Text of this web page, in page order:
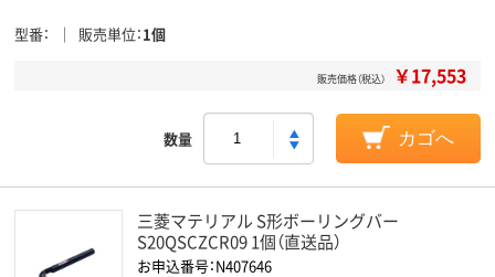
型番 販売単位 1個
販売価格（税込） ￥17,553
数量 カゴへ
三菱マテリアル S形ボーリングバー
S20QSCZCR09 1個（直送品）
お申込番号：N407646